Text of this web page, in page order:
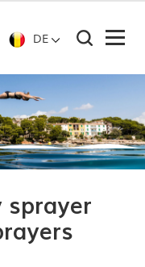
DE
sprayer